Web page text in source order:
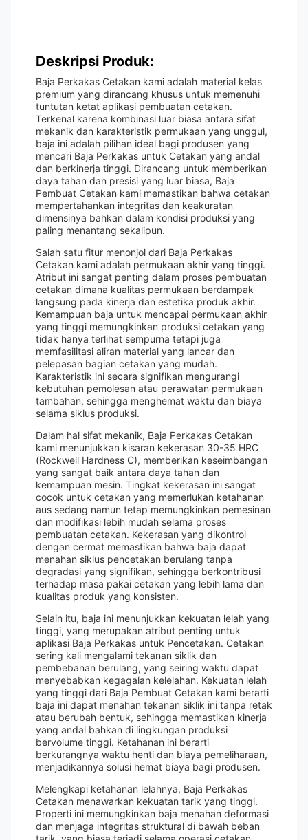
Deskripsi Produk:
Baja Perkakas Cetakan kami adalah material kelas
premium yang dirancang khusus untuk memenuhi
tuntutan ketat aplikasi pembuatan cetakan.
Terkenal karena kombinasi luar biasa antara sifat
mekanik dan karakteristik permukaan yang unggul,
baja ini adalah pilihan ideal bagi produsen yang
mencari Baja Perkakas untuk Cetakan yang andal
dan berkinerja tinggi. Dirancang untuk memberikan
daya tahan dan presisi yang luar biasa, Baja
Pembuat Cetakan kami memastikan bahwa cetakan
mempertahankan integritas dan keakuratan
dimensinya bahkan dalam kondisi produksi yang
paling menantang sekalipun.
Salah satu fitur menonjol dari Baja Perkakas
Cetakan kami adalah permukaan akhir yang tinggi.
Atribut ini sangat penting dalam proses pembuatan
cetakan dimana kualitas permukaan berdampak
langsung pada kinerja dan estetika produk akhir.
Kemampuan baja untuk mencapai permukaan akhir
yang tinggi memungkinkan produksi cetakan yang
tidak hanya terlihat sempurna tetapi juga
memfasilitasi aliran material yang lancar dan
pelepasan bagian cetakan yang mudah.
Karakteristik ini secara signifikan mengurangi
kebutuhan pemolesan atau perawatan permukaan
tambahan, sehingga menghemat waktu dan biaya
selama siklus produksi.
Dalam hal sifat mekanik, Baja Perkakas Cetakan
kami menunjukkan kisaran kekerasan 30-35 HRC
(Rockwell Hardness C), memberikan keseimbangan
yang sangat baik antara daya tahan dan
kemampuan mesin. Tingkat kekerasan ini sangat
cocok untuk cetakan yang memerlukan ketahanan
aus sedang namun tetap memungkinkan pemesinan
dan modifikasi lebih mudah selama proses
pembuatan cetakan. Kekerasan yang dikontrol
dengan cermat memastikan bahwa baja dapat
menahan siklus pencetakan berulang tanpa
degradasi yang signifikan, sehingga berkontribusi
terhadap masa pakai cetakan yang lebih lama dan
kualitas produk yang konsisten.
Selain itu, baja ini menunjukkan kekuatan lelah yang
tinggi, yang merupakan atribut penting untuk
aplikasi Baja Perkakas untuk Pencetakan. Cetakan
sering kali mengalami tekanan siklik dan
pembebanan berulang, yang seiring waktu dapat
menyebabkan kegagalan kelelahan. Kekuatan lelah
yang tinggi dari Baja Pembuat Cetakan kami berarti
baja ini dapat menahan tekanan siklik ini tanpa retak
atau berubah bentuk, sehingga memastikan kinerja
yang andal bahkan di lingkungan produksi
bervolume tinggi. Ketahanan ini berarti
berkurangnya waktu henti dan biaya pemeliharaan,
menjadikannya solusi hemat biaya bagi produsen.
Melengkapi ketahanan lelahnya, Baja Perkakas
Cetakan menawarkan kekuatan tarik yang tinggi.
Properti ini memungkinkan baja menahan deformasi
dan menjaga integritas struktural di bawah beban